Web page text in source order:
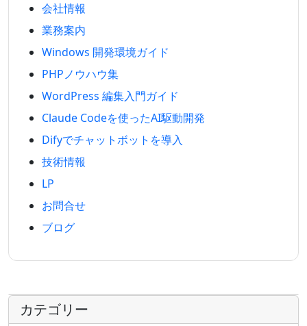
会社情報
業務案内
Windows 開発環境ガイド
PHPノウハウ集
WordPress 編集入門ガイド
Claude Codeを使ったAI駆動開発
Difyでチャットボットを導入
技術情報
LP
お問合せ
ブログ
カテゴリー